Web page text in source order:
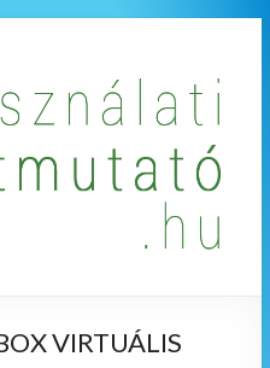
VIRTUÁLIS